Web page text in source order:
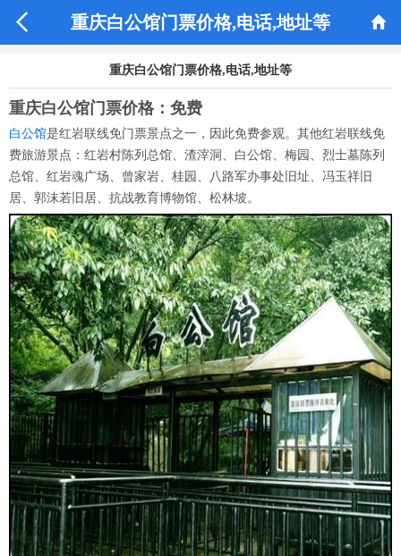
 重庆白公馆门票价格,电话,地址等 
重庆白公馆门票价格,电话,地址等
重庆白公馆门票价格： 免费
白公馆是红岩联线免门票景点之一，因此免费参观。 其他红岩联线免
费旅游景点 ：红岩村陈列总馆、渣滓洞、白公馆、梅园、烈士墓陈列
总馆、红岩魂广场、曾家岩、桂园、八路军办事处旧址、冯玉祥旧
居、郭沫若旧居、抗战教育博物馆、松林坡。